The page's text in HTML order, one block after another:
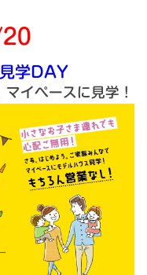
学DAY
イペースに見学！